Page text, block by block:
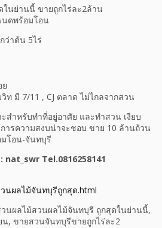
นย่านนี้ ขายถูกไร่ละ2ล้าน
นดพร้อมโอน
ว่าต้น 5ไร่
ท มี 7/11 , CJ ตลาด ไม่ไกลจากสวน
สำหรับทำที่อยู่อาศัย และทำสวน เงียบ
ารความสงบน่าจะชอบ ขาย 10 ล้านถ้วน
โอน-จันทบุรี
nat_swr Tel.0816258141
นผลไม้จันทบุรีถูกสุด.html
นผลไม้สวนผลไม้จันทบุรี ถูกสุดในย่านนี้,
, ขายสวนจันทบุรีขายถูกไร่ละ2